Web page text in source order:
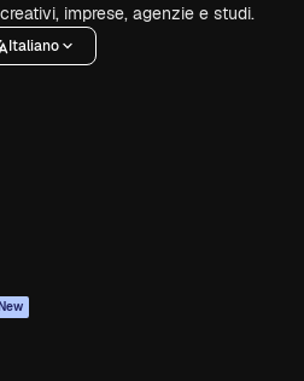
imprese, agenzie e studi.
Italiano
New